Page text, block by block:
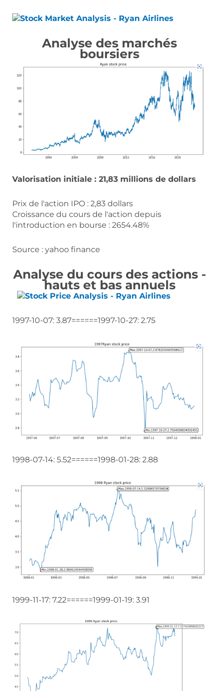
Analyse des marchés
boursiers
Valorisation initiale : 21,83 millions de dollars
Prix de l'action IPO : 2,83 dollars
Croissance du cours de l'action depuis
l'introduction en bourse : 2654.48%
Source : yahoo finance
Analyse du cours des actions -
hauts et bas annuels
1997-10-07: 3.87======1997-10-27: 2.75
1998-07-14: 5.52======1998-01-28: 2.88
1999-11-17: 7.22======1999-01-19: 3.91